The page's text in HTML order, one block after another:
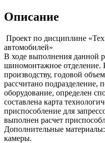
Описание
Проект по дисциплине
автомобилей»
В ходе выполнения данной
шиномонтажное отделение.
производству, годовой
рассчитано подразделение,
оборудование, определен
составлена карта
приспособление для
выполнен расчет
Дополнительные материалы:
камеры.